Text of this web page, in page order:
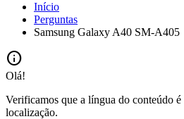
Início
Perguntas
Samsung Galaxy A40 SM-A405
info
Olá!
Verificamos que a língua do conteúdo
localização.